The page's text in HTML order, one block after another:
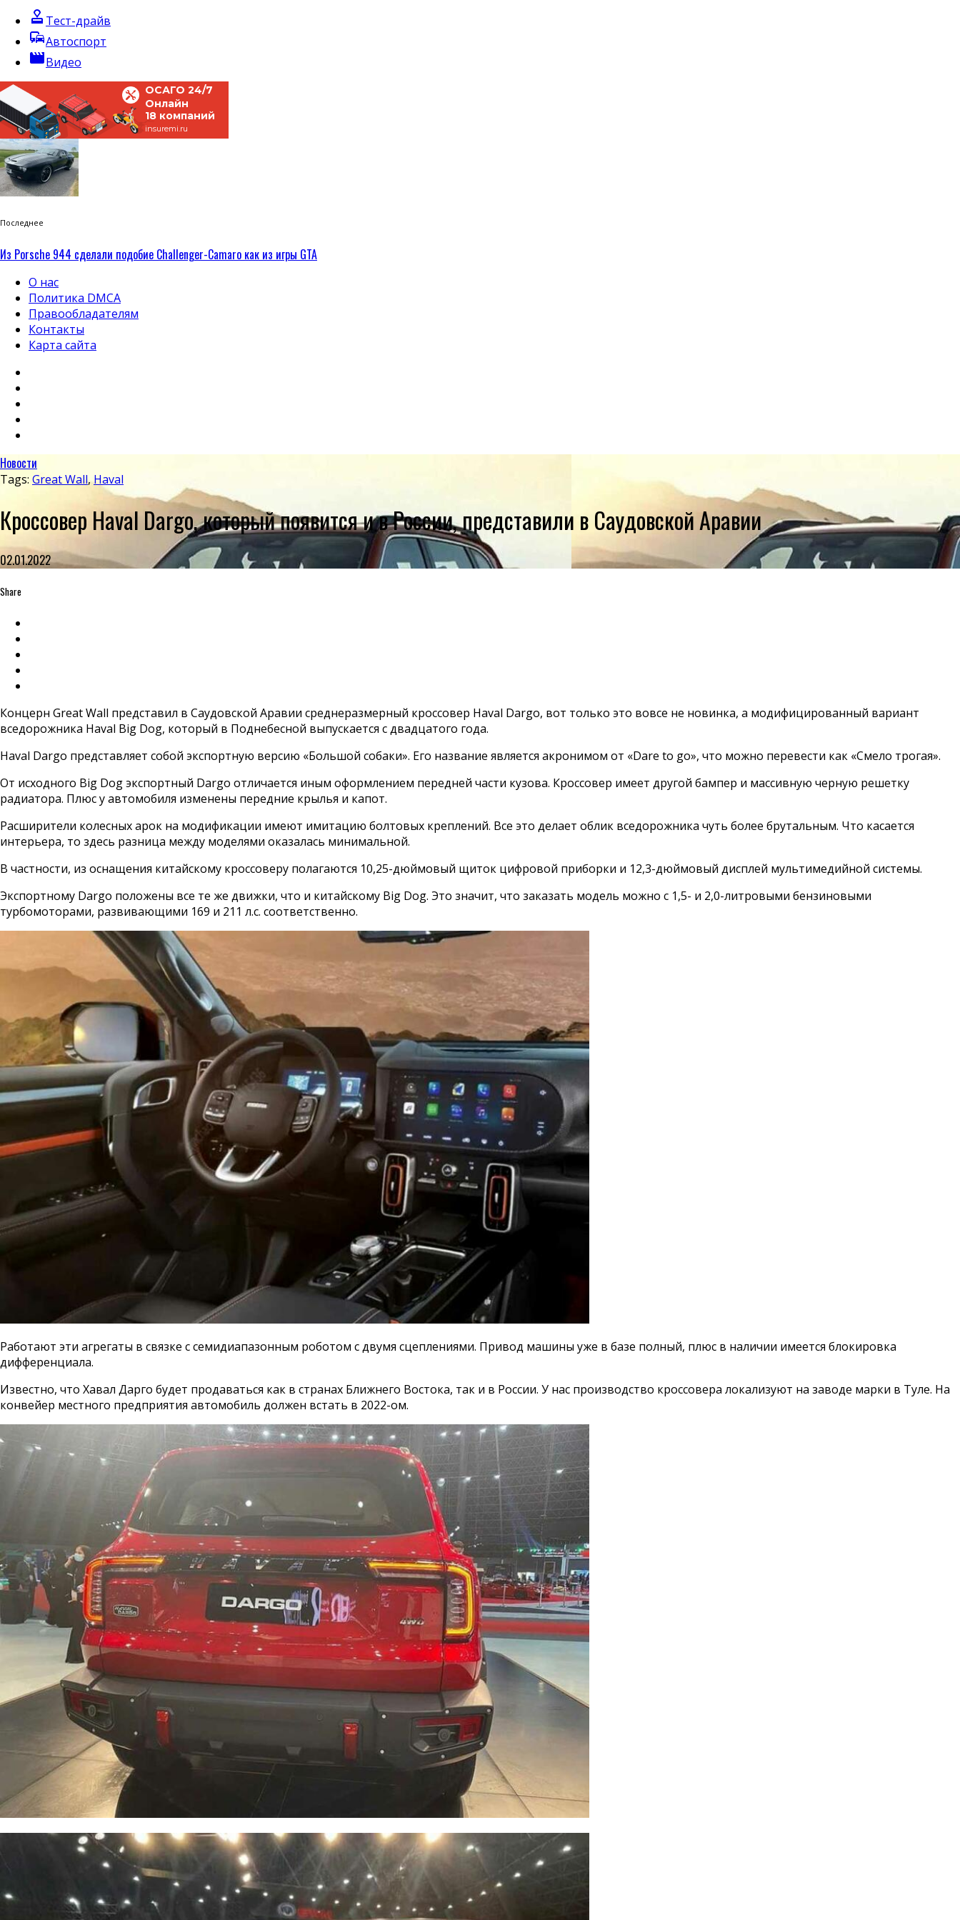
approval Тест-драйв
commuteАвтоспорт
movieВидео
ОСАГО 24/7
Онлайн
18 компаний
insuremi.ru
Последнее
Из Porsche 944 сделали подобие Challenger-Camaro как из игры GTA
О нас
Политика DMCA
Правообладателям
Контакты
Карта сайта
Новости
Tags: Great Wall,Haval
Кроссовер Haval Dargo, который появится и в России, представили в Саудовской Аравии
02.01.2022
Share
Концерн Great Wall представил в Саудовской Аравии среднеразмерный кроссовер Haval Dargo, вот только это вовсе не новинка, а модифицированный вариант
вседорожника Haval Big Dog, который в Поднебесной выпускается с двадцатого года.
Haval Dargo представляет собой экспортную версию «Большой собаки». Его название является акронимом от «Dare to go», что можно перевести как «Смело трогая».
От исходного Big Dog экспортный Dargo отличается иным оформлением передней части кузова. Кроссовер имеет другой бампер и массивную черную решетку
радиатора. Плюс у автомобиля изменены передние крылья и капот.
Расширители колесных арок на модификации имеют имитацию болтовых креплений. Все это делает облик вседорожника чуть более брутальным. Что касается
интерьера, то здесь разница между моделями оказалась минимальной.
В частности, из оснащения китайскому кроссоверу полагаются 10,25-дюймовый щиток цифровой приборки и 12,3-дюймовый дисплей мультимедийной системы.
Экспортному Dargo положены все те же движки, что и китайскому Big Dog. Это значит, что заказать модель можно с 1,5- и 2,0-литровыми бензиновыми
турбомоторами, развивающими 169 и 211 л.с. соответственно.
Работают эти агрегаты в связке с семидиапазонным роботом с двумя сцеплениями. Привод машины уже в базе полный, плюс в наличии имеется блокировка
дифференциала.
Известно, что Хавал Дарго будет продаваться как в странах Ближнего Востока, так и в России. У нас производство кроссовера локализуют на заводе марки в Туле. На
конвейер местного предприятия автомобиль должен встать в 2022-ом.